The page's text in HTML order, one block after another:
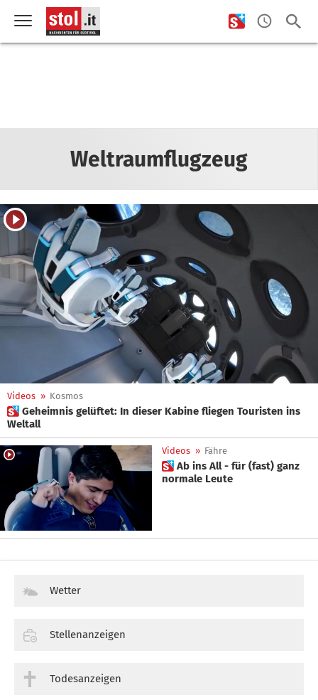
Weltraumflugzeug
Videos » Kosmos
 Geheimnis gelüftet: In dieser Kabine fliegen Touristen ins
Weltall
Videos » Fähre
 Ab ins All - für (fast) ganz
normale Leute
Wetter
Stellenanzeigen
Todesanzeigen